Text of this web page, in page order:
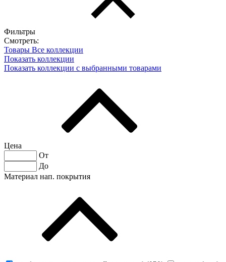
Фильтры
Смотреть:
Товары Все коллекции
Показать коллекции
Показать коллекции с выбранными товарами
Цена
От
До
Материал нап. покрытия